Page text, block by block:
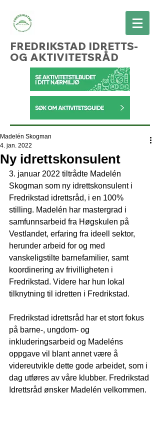
FREDRIKSTAD IDRETTS-
OG AKTIVITETSRÅD
Ny idrettskonsulent
Madelén Skogman
4. jan. 2022
3. januar 2022 tiltrådte Madelén
Skogman som ny idrettskonsulent i
Fredrikstad idrettsråd, i en 100%
stilling. Madelén har mastergrad i
samfunnsarbeid fra Høgskulen på
Vestlandet, erfaring fra ideell sektor,
herunder arbeid for og med
vanskeligstilte barnefamilier, samt
koordinering av frivilligheten i
Fredrikstad. Videre har hun lokal
tilknytning til idretten i Fredrikstad.
Fredrikstad idrettsråd har et stort fokus
på barne-, ungdom- og
inkluderingsarbeid og Madeléns
oppgave vil blant annet være å
videreutvikle dette gode arbeidet, som i
dag utføres av våre klubber. Fredrikstad
Idrettsråd ønsker Madelén velkommen.